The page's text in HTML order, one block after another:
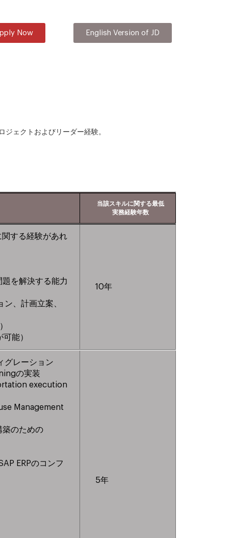
Now English Version of JD
ェクトおよびリーダー経験。
当該スキルに関する最低
実務経験年数
する経験があれ
を解決する能力
、計画立案、
能）
10年
グレーション
の実装
execution
Management
のための
ERPのコンフ
5年